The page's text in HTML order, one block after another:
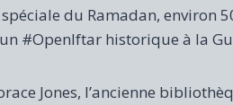
spéciale du Ramadan,
#OpenIftar historique à la
Jones, l’ancienne